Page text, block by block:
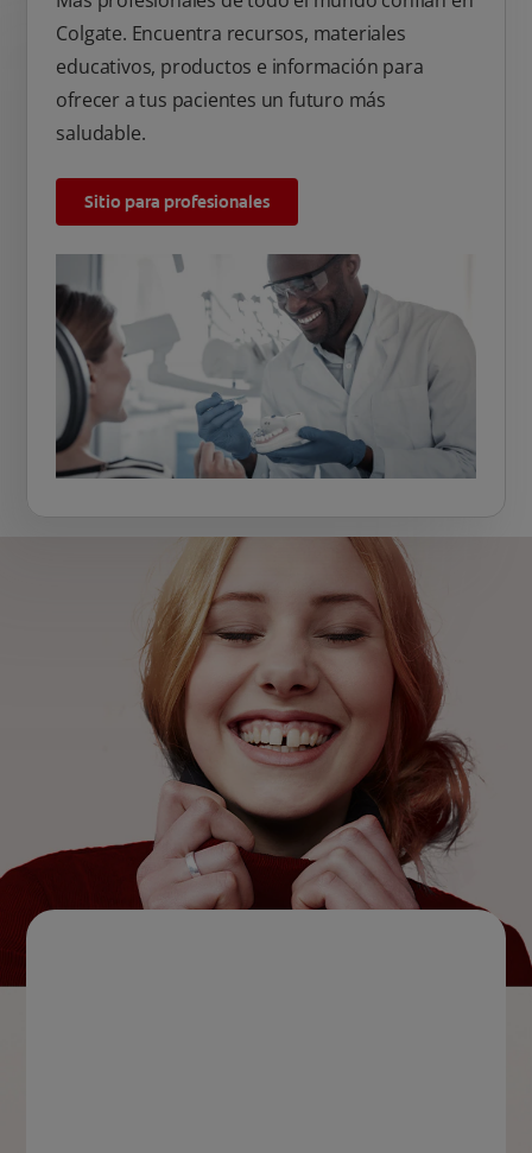
Colgate. Encuentra recursos, materiales
educativos, productos e información para
ofrecer a tus pacientes un futuro más
saludable.
Sitio para profesionales